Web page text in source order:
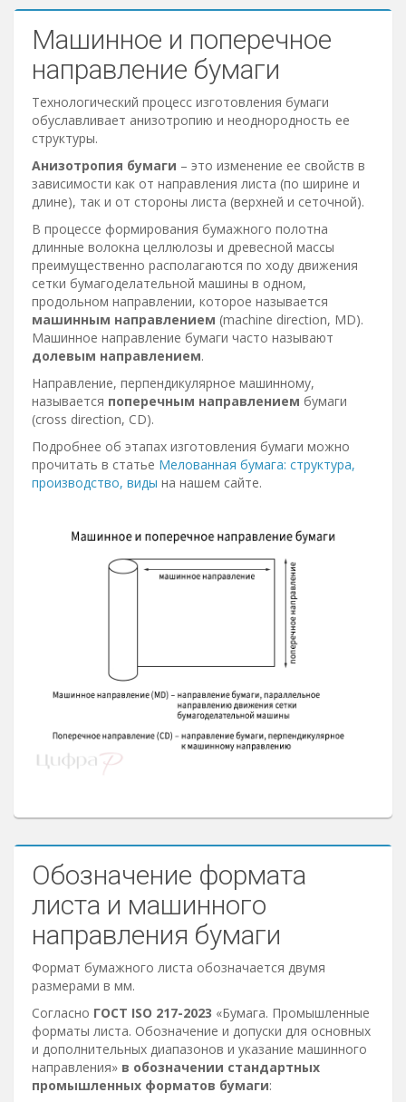
Сервисы
Машинное и поперечное
направление бумаги
Технологический процесс изготовления бумаги
обуславливает анизотропию и неоднородность ее
структуры.
Анизотропия бумаги – это изменение ее свойств в
зависимости как от направления листа (по ширине и
длине), так и от стороны листа (верхней и сеточной).
В процессе формирования бумажного полотна
длинные волокна целлюлозы и древесной массы
преимущественно располагаются по ходу движения
сетки бумагоделательной машины в одном,
продольном направлении, которое называется
машинным направлением (machine direction, MD).
Машинное направление бумаги часто называют
долевым направлением.
Направление, перпендикулярное машинному,
называется поперечным направлением бумаги
(cross direction, CD).
Подробнее об этапах изготовления бумаги можно
прочитать в статье Мелованная бумага: структура,
производство, виды на нашем сайте.
Обозначение формата
листа и машинного
направления бумаги
Формат бумажного листа обозначается двумя
размерами в мм.
Согласно ГОСТ ISO 217-2023 «Бумага. Промышленные
форматы листа. Обозначение и допуски для основных
и дополнительных диапазонов и указание машинного
направления» в обозначении стандартных
промышленных форматов бумаги: